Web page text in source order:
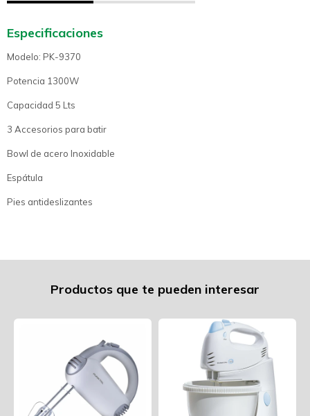
Especificaciones
Modelo: PK-9370
Potencia 1300W
Capacidad 5 Lts
3 Accesorios para batir
Bowl de acero Inoxidable
Espátula
Pies antideslizantes
Productos que te pueden interesar